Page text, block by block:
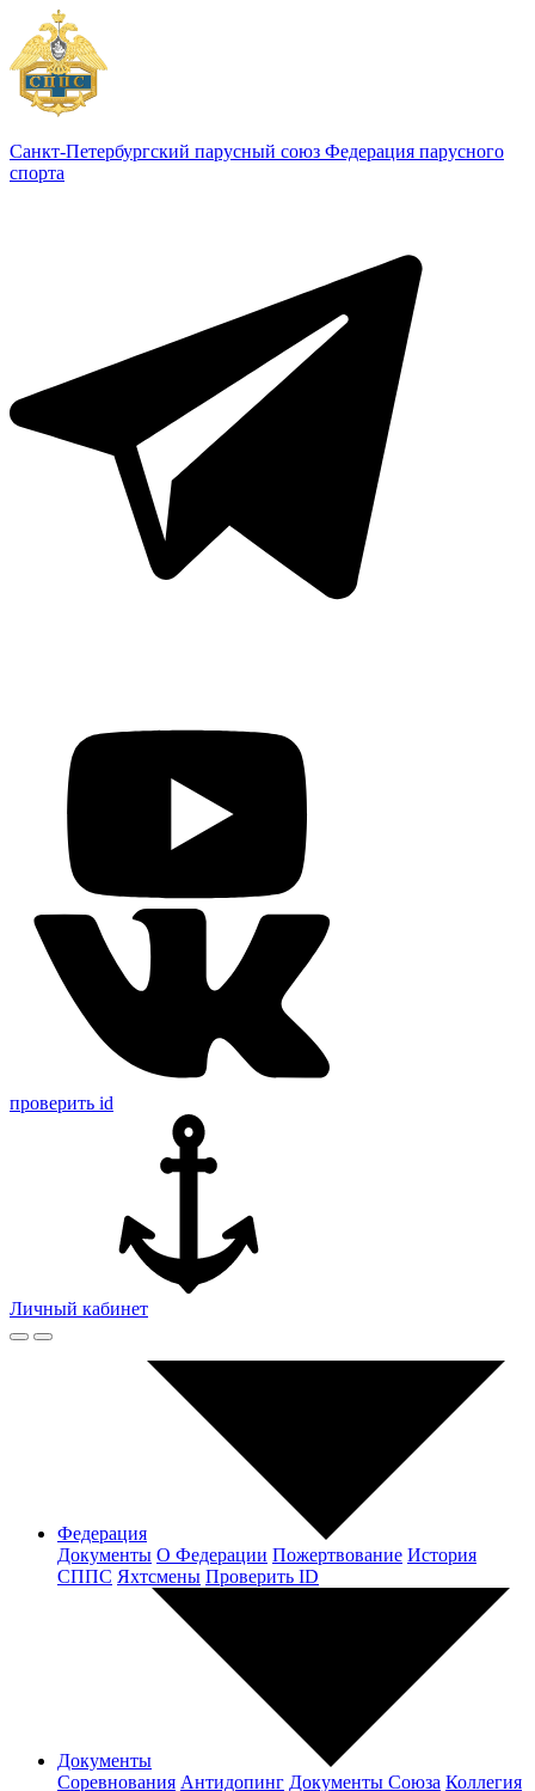
Санкт-Петербургский парусный союз Федерация парусного
спорта
проверить id
Личный кабинет
Федерация
Документы О Федерации Пожертвование История
СППС Яхтсмены Проверить ID
Документы
Соревнования Антидопинг Документы Cоюза Коллегия